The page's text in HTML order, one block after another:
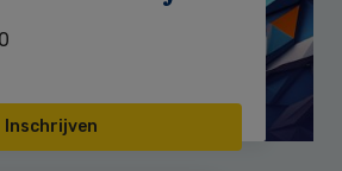
Inschrijven